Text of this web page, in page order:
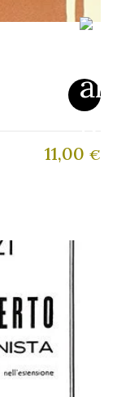
11,00 €